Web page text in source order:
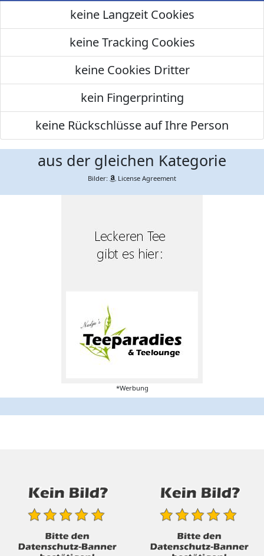
keine Langzeit Cookies
keine Tracking Cookies
keine Cookies Dritter
kein Fingerprinting
keine Rückschlüsse auf Ihre Person
aus der gleichen Kategorie
Bilder: License Agreement
*Werbung